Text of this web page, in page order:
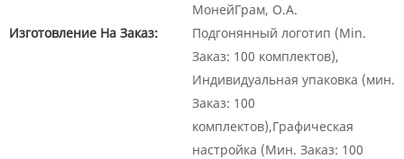
МонейГрам, О.А.
Изготовление На Заказ:
Подгонянный логотип (Min.
Заказ: 100 комплектов),
Индивидуальная упаковка (мин.
Заказ: 100
комплектов),Графическая
настройка (Мин. Заказ: 100